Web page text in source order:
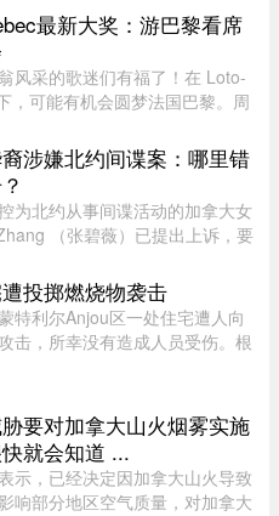
也有可能受 ...
最新大奖：游巴黎看席
风采的歌迷们有福了！在 Loto-
，可能有机会圆梦法国巴黎。周
活动，将抽出两位幸运歌迷（每
，邀他们亲临现 ...
涉嫌北约间谍案：哪里错
为北约从事间谍活动的加拿大女
（张碧薇）已提出上诉，要
程序，以查明外国势力可能是如
系的。 ...
投掷燃烧物袭击
特利尔Anjou区一处住宅遭人向
击，所幸没有造成人员受伤。根
近avenue de ...
要对加拿大山火烟雾实施
就会知道 ...
示，已经决定因加拿大山火导致
响部分地区空气质量，对加拿大